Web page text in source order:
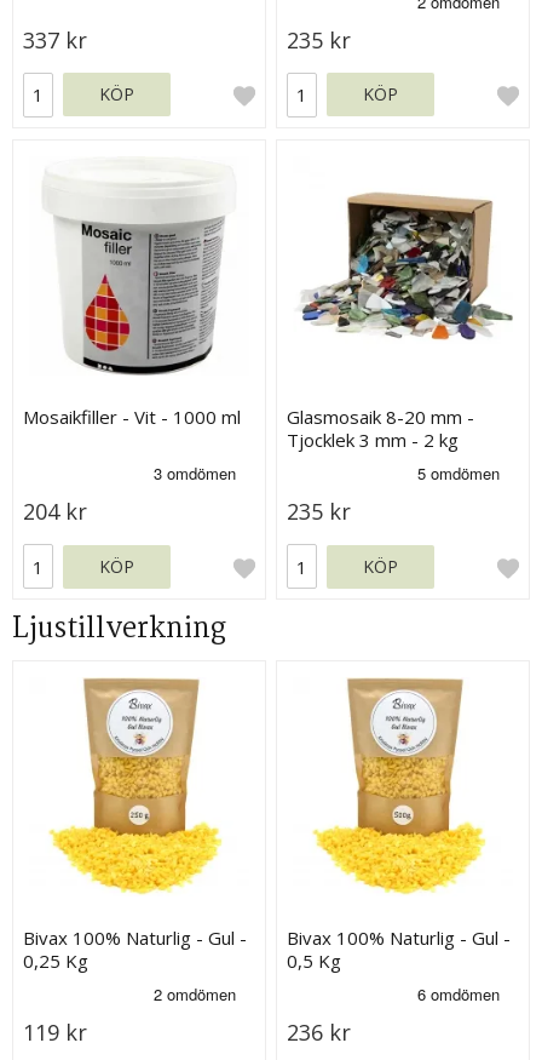
337 kr
KÖP
235 kr
KÖP
Mosaikfiller - Vit - 1000 ml
204 kr
KÖP
Glasmosaik 8-20 mm -
Tjocklek 3 mm - 2 kg
235 kr
KÖP
Ljustillverkning
Bivax 100% Naturlig - Gul -
0,25 Kg
119 kr
Bivax 100% Naturlig - Gul -
0,5 Kg
236 kr